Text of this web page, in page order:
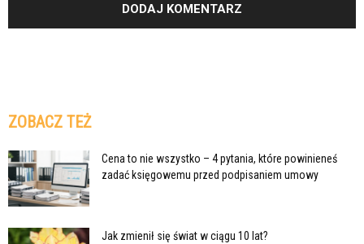
ZOBACZ TEŻ
Cena to nie wszystko – 4 pytania, które powinieneś
zadać księgowemu przed podpisaniem umowy
Jak zmienił się świat w ciągu 10 lat?